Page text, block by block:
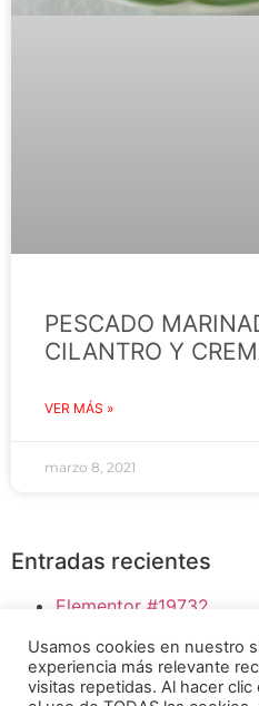
PESCADO
CILANTRO Y
VER MÁS »
marzo 8, 2021
Entradas recientes
Elementor #19732
HUMMUS DE
SI LE DAS PAPILLAS A
Usamos cookies en nuestro
experiencia más relevante
visitas repetidas. Al hacer